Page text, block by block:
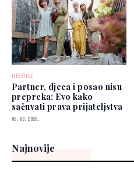
LIFESTYLE
Partner, djeca i posao nisu
prepreka: Evo kako
sačuvati prava prijateljstva
06. 08. 2026.
Najnovije